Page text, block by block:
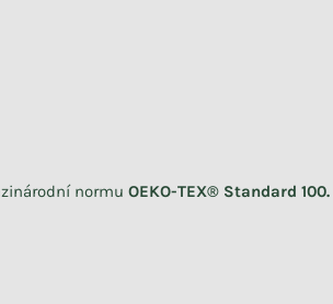
normu OEKO-TEX® Standard 100.